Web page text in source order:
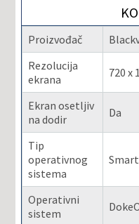
Proizvođač
Rezolucija
ekrana
720 x
Ekran osetljiv
na dodir
Da
Tip
operativnog
sistema
Operativni
sistem